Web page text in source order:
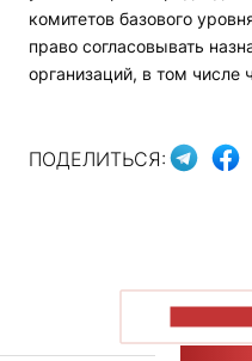
комитетов базового
право согласовывать
организаций, в том числе
ПОДЕЛИТЬСЯ: